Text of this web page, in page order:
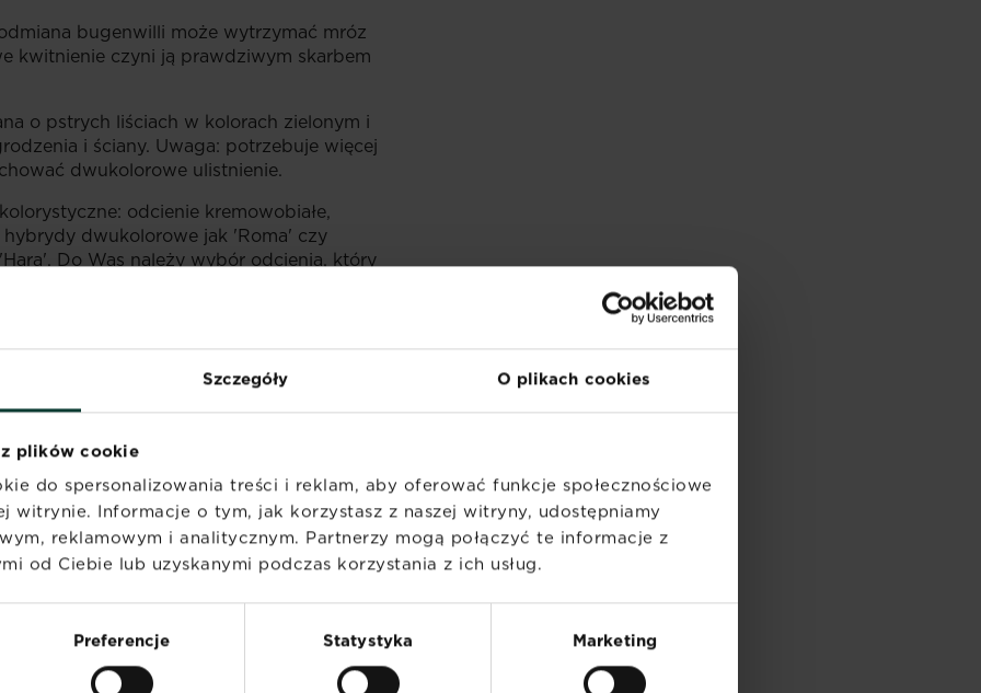
Szczegóły O plikach cookies
plików cookie
do spersonalizowania treści i reklam, aby oferować funkcje społecznościowe
witrynie. Informacje o tym, jak korzystasz z naszej witryny, udostępniamy
reklamowym i analitycznym. Partnerzy mogą połączyć te informacje z
od Ciebie lub uzyskanymi podczas korzystania z ich usług.
Preferencje Statystyka Marketing
bugenwilli może wytrzymać mróz
kwitnienie czyni ją prawdziwym skarbem
o pstrych liściach w kolorach zielonym i
i ściany. Uwaga: potrzebuje więcej
dwukolorowe ulistnienie.
odcienie kremowobiałe,
dwukolorowe jak 'Roma' czy
Do Was należy wybór odcienia, który
Waszym ogrodem lub tarasem.
Ułóż
lub
do
może być
Podłoże
dołku i